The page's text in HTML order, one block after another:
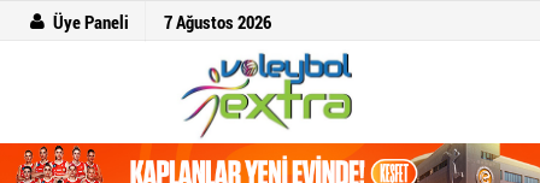
Üye Paneli 7 Ağustos 2026